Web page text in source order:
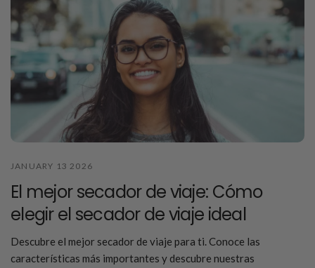
JANUARY 13 2026
El mejor secador de viaje: Cómo
elegir el secador de viaje ideal
Descubre el mejor secador de viaje para ti. Conoce las
características más importantes y descubre nuestras